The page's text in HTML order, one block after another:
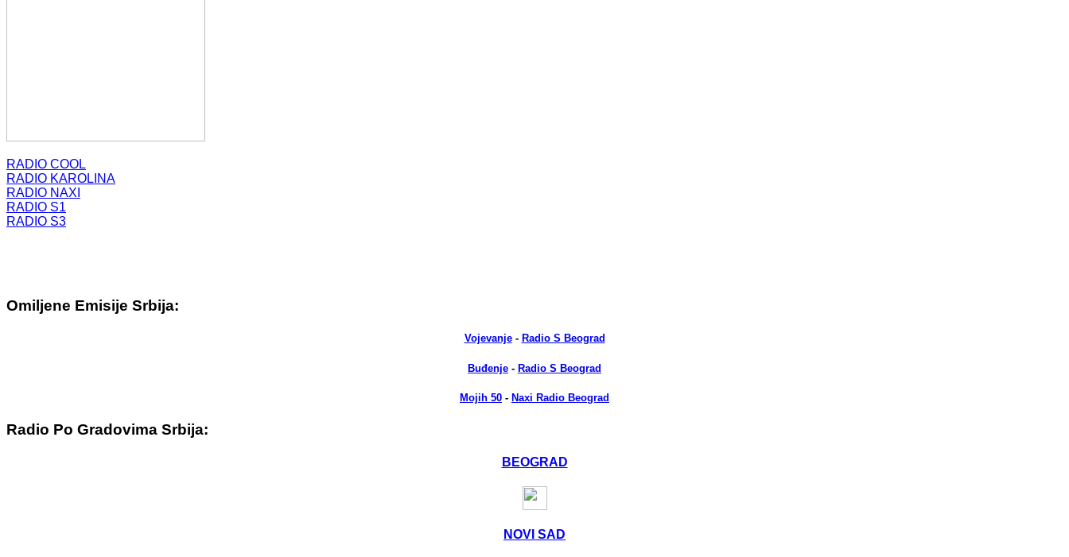
RADIO COOL
RADIO KAROLINA
RADIO NAXI
RADIO S1
RADIO S3
Omiljene Emisije Srbija:
Vojevanje- Radio S Beograd
Buđenje - Radio S Beograd
Mojih 50 - Naxi Radio Beograd
Radio Po Gradovima Srbija:
BEOGRAD
NOVI SAD